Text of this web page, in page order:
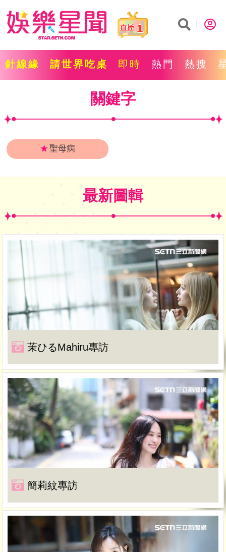
1
針線緣 請世界吃桌 即時 熱門 熱搜
關鍵字
★聖母病
最新圖輯
茉ひるMahiru專訪
簡莉紋專訪